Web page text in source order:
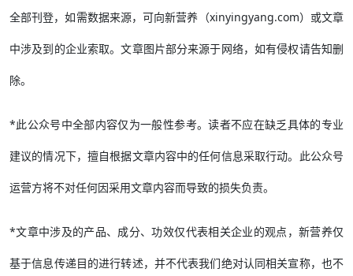
全部刊登，如需数据来源，可向新营养（xinyingyang.com）或文章
中涉及到的企业索取。文章图片部分来源于网络，如有侵权请告知删
除。
*此公众号中全部内容仅为一般性参考。读者不应在缺乏具体的专业
建议的情况下，擅自根据文章内容中的任何信息采取行动。此公众号
运营方将不对任何因采用文章内容而导致的损失负责。
*文章中涉及的产品、成分、功效仅代表相关企业的观点，新营养仅
基于信息传递目的进行转述，并不代表我们绝对认同相关宣称，也不